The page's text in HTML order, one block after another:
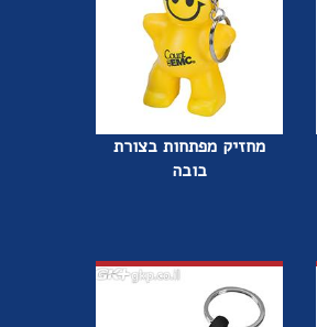
מחזיק מפתחות בצורת
בובה